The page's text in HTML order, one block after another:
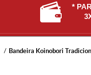
*
Bandeira Koinobori